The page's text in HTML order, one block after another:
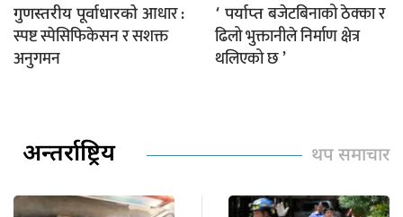
गुणस्तरीय पूर्वाधारकोआधार :
स्पष्ट स्पेसिफिकेसन र सशक्त
अनुगमन
‘ पर्याप्तबजेटबिनाको ठेक्का र
ढिलो भुक्तानीले निर्माण क्षेत्र
थलिएको छ ’
अन्तर्राष्ट्रिय थप समाचार